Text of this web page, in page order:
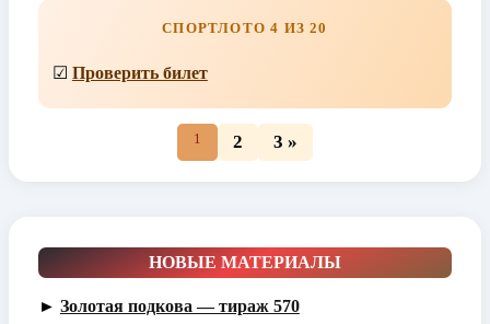
СПОРТЛОТО 4 ИЗ 20
☑ Проверить билет
1 2 3 »
НОВЫЕ МАТЕРИАЛЫ
► Золотая подкова — тираж 570